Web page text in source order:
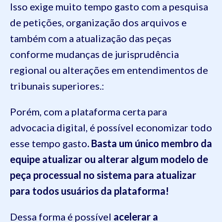
Isso exige muito tempo gasto com a pesquisa
de petições, organização dos arquivos e
também com a atualização das peças
conforme mudanças de jurisprudência
regional ou alterações em entendimentos de
tribunais superiores.:
Porém, com a plataforma certa para
advocacia digital, é possível economizar todo
esse tempo gasto. Basta um único membro da
equipe atualizar ou alterar algum modelo de
peça processual no sistema para atualizar
para todos usuários da plataforma!
Dessa forma é possível acelerar a